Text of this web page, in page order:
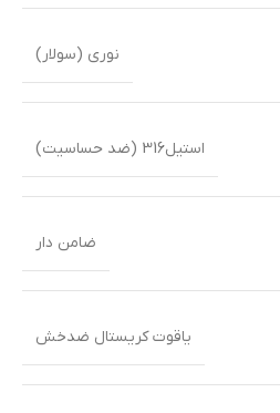
نوری (سولار)
استیل316 (ضد حساسیت)
ضامن دار
یاقوت کریستال ضدخش